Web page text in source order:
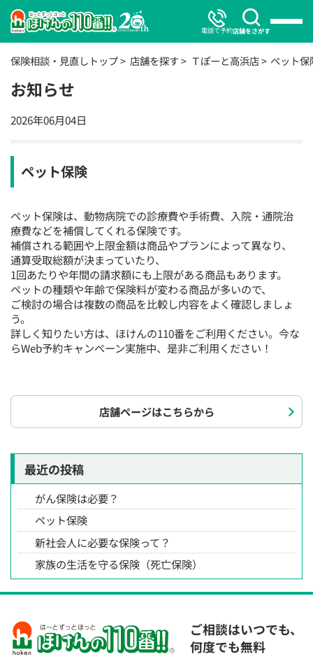
電話で予約店舗をさがす
保険相談・見直しトップ 店舗を探す Ｔぽーと高浜店 ペット保
お知らせ
2026年06月04日
ペット保険
ペット保険は、動物病院での診療費や手術費、入院・通院治
療費などを補償してくれる保険です。
補償される範囲や上限金額は商品やプランによって異なり、
通算受取総額が決まっていたり、
1回あたりや年間の請求額にも上限がある商品もあります。
ペットの種類や年齢で保険料が変わる商品が多いので、
ご検討の場合は複数の商品を比較し内容をよく確認しましょ
う。
詳しく知りたい方は、ほけんの110番をご利用ください。今な
らWeb予約キャンペーン実施中、是非ご利用ください！
店舗ページはこちらから
最近の投稿
がん保険は必要？
ペット保険
新社会人に必要な保険って？
家族の生活を守る保険（死亡保険）
ご相談はいつでも、
何度でも無料